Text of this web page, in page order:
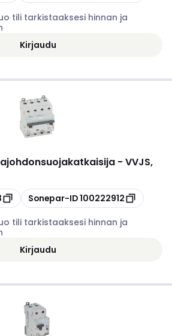
tili tarkistaaksesi hinnan ja
Kirjaudu
- VVJS,
Kopioi
Sonepar-ID100222912
tili tarkistaaksesi hinnan ja
Kirjaudu